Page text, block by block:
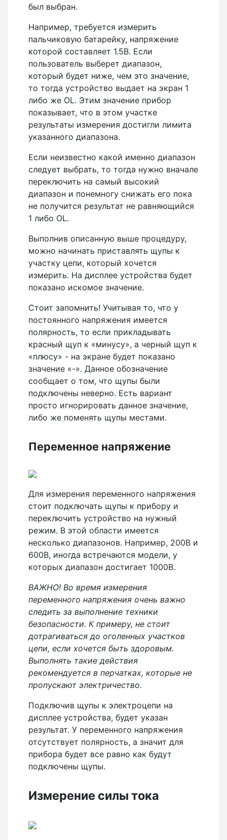
был выбран.
Например, требуется измерить
пальчиковую батарейку, напряжение
которой составляет 1.5B. Если
пользователь выберет диапазон,
который будет ниже, чем это значение,
то тогда устройство выдает на экран 1
либо же OL. Этим значение прибор
показывает, что в этом участке
результаты измерения достигли лимита
указанного диапазона.
Если неизвестно какой именно диапазон
следует выбрать, то тогда нужно вначале
переключить на самый высокий
диапазон и понемногу снижать его пока
не получится результат не равняющийся
1 либо OL.
Выполнив описанную выше процедуру,
можно начинать приставлять щупы к
участку цепи, который хочется
измерить. На дисплее устройства будет
показано искомое значение.
Стоит запомнить! Учитывая то, что у
постоянного напряжения имеется
полярность, то если прикладывать
красный щуп к «минусу», а черный щуп к
«плюсу» - на экране будет показано
значение «-». Данное обозначение
сообщает о том, что щупы были
подключены неверно. Есть вариант
просто игнорировать данное значение,
либо же поменять щупы местами.
Переменное напряжение
Для измерения переменного напряжения
стоит подключать щупы к прибору и
переключить устройство на нужный
режим. В этой области имеется
несколько диапазонов. Например, 200B и
600B, иногда встречаются модели, у
которых диапазон достигает 1000B.
ВАЖНО! Во время измерения
переменного напряжения очень важно
следить за выполнение техники
безопасности. К примеру, не стоит
дотрагиваться до оголенных участков
цепи, если хочется быть здоровым.
Выполнять такие действия
рекомендуется в перчатках, которые не
пропускают электричество.
Подключив щупы к электроцепи на
дисплее устройства, будет указан
результат. У переменного напряжения
отсутствует полярность, а значит для
прибора будет все равно как будут
подключены щупы.
Измерение силы тока